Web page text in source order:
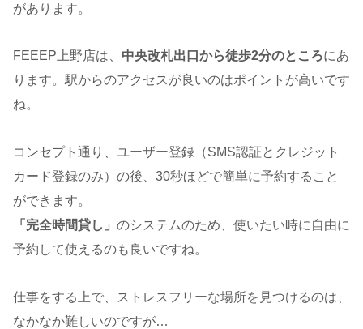
があります。
FEEEP上野店は、 中央改札出口から徒歩2分のところにあ
ります。駅からのアクセスが良いのはポイントが高いです
ね。
コンセプト通り、ユーザー登録（SMS認証とクレジット
カード登録のみ）の後、30秒ほどで簡単に予約すること
ができます。
「完全時間貸し」 のシステムのため、使いたい時に自由に
予約して使えるのも良いですね。
仕事をする上で、ストレスフリーな場所を見つけるのは、
なかなか難しいのですが…